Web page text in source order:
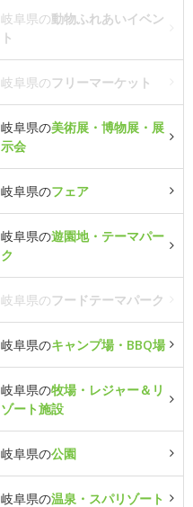
岐阜県の動物ふれあいイベン
ト
岐阜県のフリーマーケット
岐阜県の美術展・博物展・展
示会
岐阜県のフェア
岐阜県の遊園地・テーマパー
ク
岐阜県のフードテーマパーク
岐阜県のキャンプ場・BBQ場
岐阜県の牧場・レジャー＆リ
ゾート施設
岐阜県の公園
岐阜県の温泉・スパリゾート